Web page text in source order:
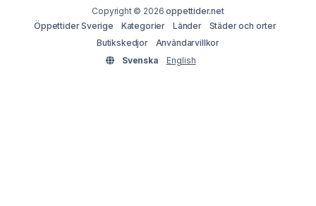
Copyright © 2026oppettider.net
Öppettider Sverige
Kategorier Länder
Städer och orter
Butikskedjor
Användarvillkor
Svenska
English